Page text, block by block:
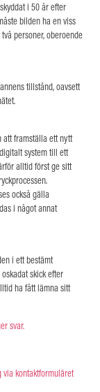
i 50 år efter
bilden ha en viss
personer, oberoende
tillstånd, oavsett
att framställa ett nytt
system till ett
alltid först ge sitt
också gälla
i något annat
i ett bestämt
skick efter
ha fått lämna sitt
svar.
via kontaktformuläret